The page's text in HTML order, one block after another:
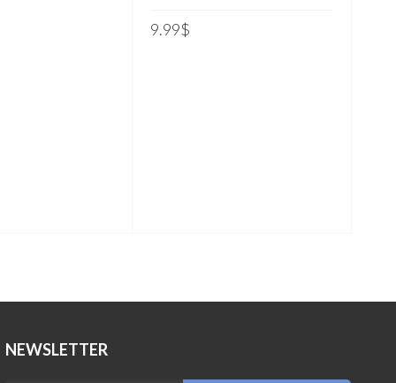
9.99$
NEWSLETTER